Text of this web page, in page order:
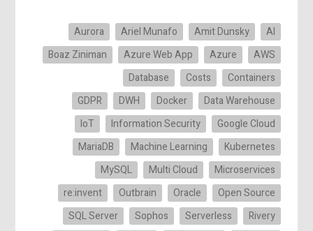
AI
Amit Dunsky
Ariel Munafo
Aurora
AWS
Azure
Azure Web App
Boaz Ziniman
Containers
Costs
Database
Data Warehouse
Docker
DWH
GDPR
Google Cloud
Information Security
IoT
Kubernetes
Machine Learning
MariaDB
Microservices
Multi Cloud
MySQL
Open Source
Oracle
Outbrain
re:invent
Rivery
Serverless
Sophos
SQL Server